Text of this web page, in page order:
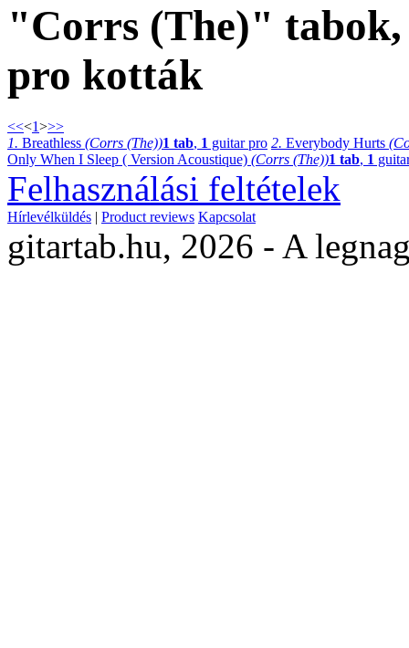
"Corrs (The)" tabok,
pro kották
<<<1>>>
1. Breathless (Corrs (The))1 tab, 1 guitar pro 2. Everybody Hurts
Only When I Sleep ( Version Acoustique) (Corrs (The))1 tab, 1
Felhasználási feltételek
Hírlevélküldés | Product reviews Kapcsolat
gitartab.hu, 2026 - A